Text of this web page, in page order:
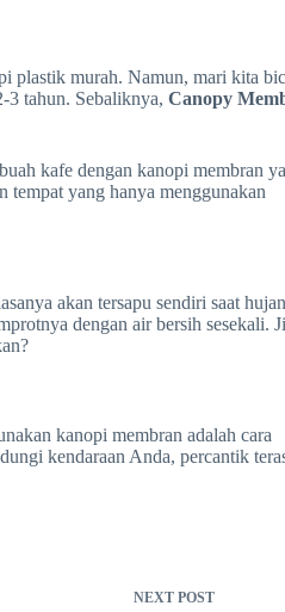
plastik murah. Namun, mari kita
3 tahun. Sebaliknya, Canopy
kafe dengan kanopi membran
yang hanya menggunakan
akan tersapu sendiri saat hujan
dengan air bersih sesekali.
kanopi membran adalah cara
kendaraan Anda, percantik
NEXT POST